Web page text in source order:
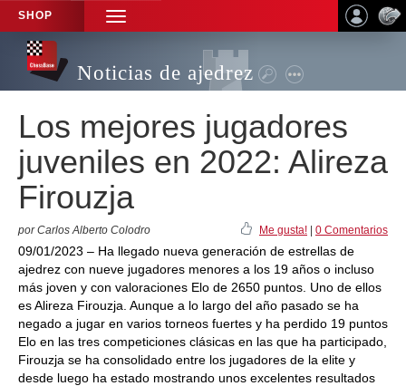
SHOP
TOGGLE
NAVIGATION
Noticias de ajedrez
Los mejores jugadores
juveniles en 2022: Alireza
Firouzja
por Carlos Alberto Colodro Me gusta! 0 Comentarios
09/01/2023 – Ha llegado nueva generación de estrellas de
ajedrez con nueve jugadores menores a los 19 años o incluso
más joven y con valoraciones Elo de 2650 puntos. Uno de ellos
es Alireza Firouzja. Aunque a lo largo del año pasado se ha
negado a jugar en varios torneos fuertes y ha perdido 19 puntos
Elo en las tres competiciones clásicas en las que ha participado,
Firouzja se ha consolidado entre los jugadores de la elite y
desde luego ha estado mostrando unos excelentes resultados